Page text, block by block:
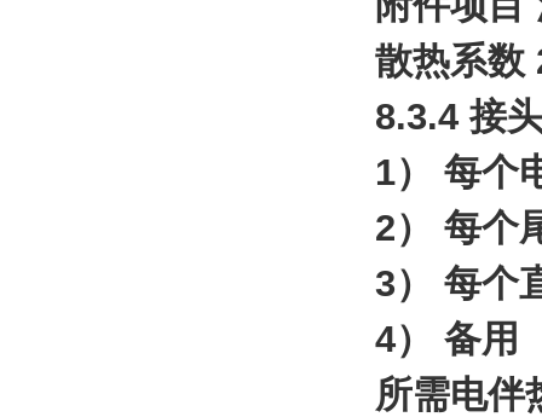
散热系数
8.3.4 接
1） 每个
2） 每个
3） 每个
4） 备用
所需电伴